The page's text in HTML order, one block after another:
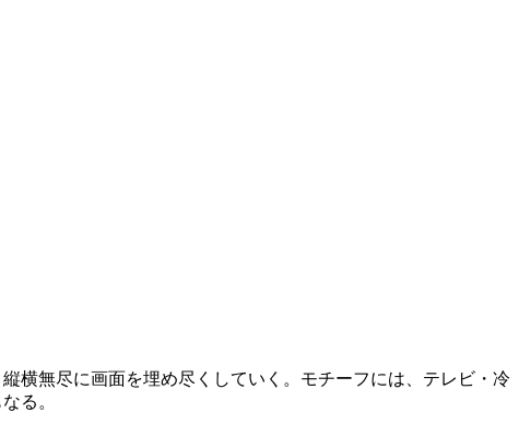
横無尽に画面を埋め尽くしていく。モチーフには、テレビ・冷
る。